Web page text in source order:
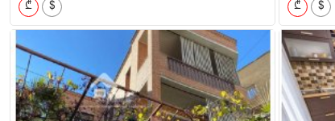
₾ $ ₾ $